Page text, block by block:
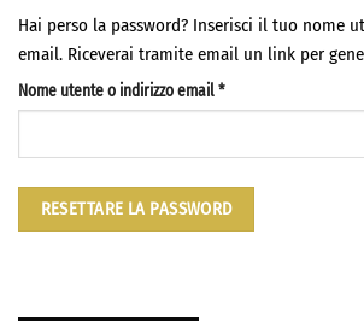
Hai perso la password? Inserisci il tuo nome
email. Riceverai tramite email un link per
Nome utente o indirizzo email*
RESETTARE LA PASSWORD